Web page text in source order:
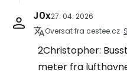
J0x27. 04. 2026
Oversat fra cestee.cz
2Christopher:
meter fra